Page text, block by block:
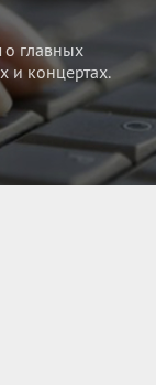
главных
и концертах.